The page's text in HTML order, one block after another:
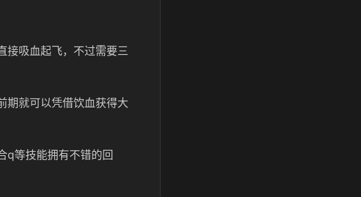
接吸血起飞，不过需要三
期就可以凭借饮血获得大
q等技能拥有不错的回